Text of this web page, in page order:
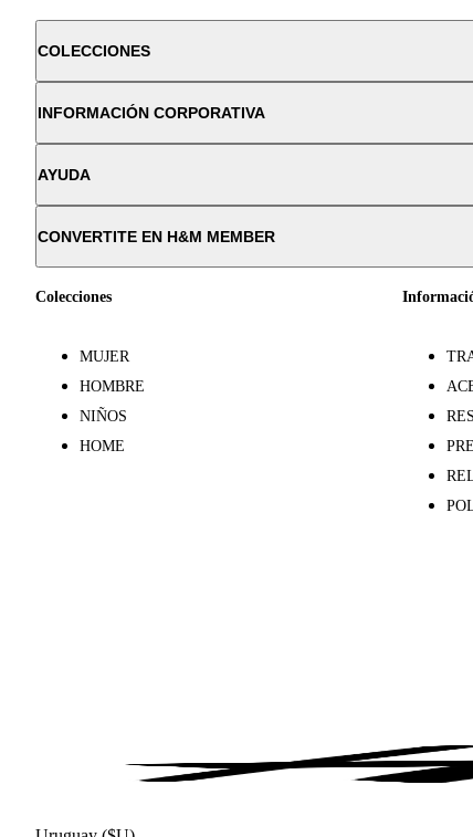
COLECCIONES
INFORMACIÓN CORPORATIVA
AYUDA
CONVERTITE EN H&M MEMBER
Colecciones
MUJER
HOMBRE
NIÑOS
HOME